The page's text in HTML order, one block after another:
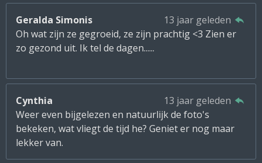
Geralda Simonis
13 jaar geleden
Oh wat zijn ze gegroeid, ze zijn prachtig <3 Zien er
zo gezond uit. Ik tel de dagen......
Cynthia
13 jaar geleden
Weer even bijgelezen en natuurlijk de foto's
bekeken, wat vliegt de tijd he? Geniet er nog maar
lekker van.